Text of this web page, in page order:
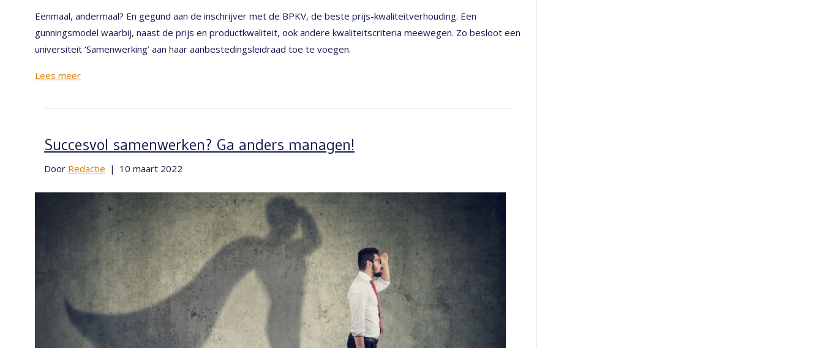
Eenmaal, andermaal? En gegund aan de inschrijver met de BPKV, de beste prijs-kwaliteitverhouding. Een
gunningsmodel waarbij, naast de prijs en productkwaliteit, ook andere kwaliteitscriteria meewegen. Zo besloot een
universiteit ‘Samenwerking’ aan haar aanbestedingsleidraad toe te voegen.
Lees meer
Succesvol samenwerken? Ga anders managen!
Door Redactie | 10 maart 2022